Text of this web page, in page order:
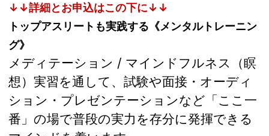
↓↓詳細とお申込はこの下に↓↓
トップアスリートも実践する《メンタルトレーニン
グ》
メディテーション / マインドフルネス（瞑
想）実習を通して、試験や面接・オーディ
ション・プレゼンテーションなど「ここ一
番」の場で普段の実力を存分に発揮できる